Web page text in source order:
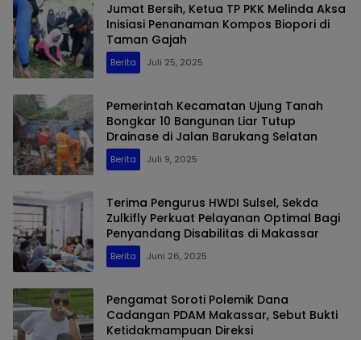
Jumat Bersih, Ketua TP PKK Melinda Aksa
Inisiasi Penanaman Kompos Biopori di
Taman Gajah
Berita Juli 25, 2025
Pemerintah Kecamatan Ujung Tanah
Bongkar 10 Bangunan Liar Tutup
Drainase di Jalan Barukang Selatan
Berita Juli 9, 2025
Terima Pengurus HWDI Sulsel, Sekda
Zulkifly Perkuat Pelayanan Optimal Bagi
Penyandang Disabilitas di Makassar
Berita Juni 26, 2025
Pengamat Soroti Polemik Dana
Cadangan PDAM Makassar, Sebut Bukti
Ketidakmampuan Direksi